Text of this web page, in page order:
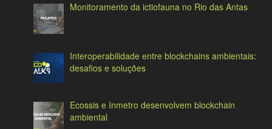
Monitoramento da ictiofauna no Rio das Antas
Interoperabilidade entre blockchains ambientais:
desafios e soluções
Ecossis e Inmetro desenvolvem blockchain
ambiental